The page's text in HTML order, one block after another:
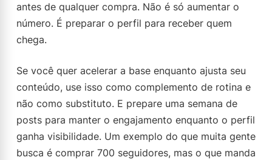
antes de qualquer compra. Não é só aumentar o
número. É preparar o perfil para receber quem
chega.
Se você quer acelerar a base enquanto ajusta seu
conteúdo, use isso como complemento de rotina e
não como substituto. E prepare uma semana de
posts para manter o engajamento enquanto o perfil
ganha visibilidade. Um exemplo do que muita gente
busca é comprar 700 seguidores, mas o que manda